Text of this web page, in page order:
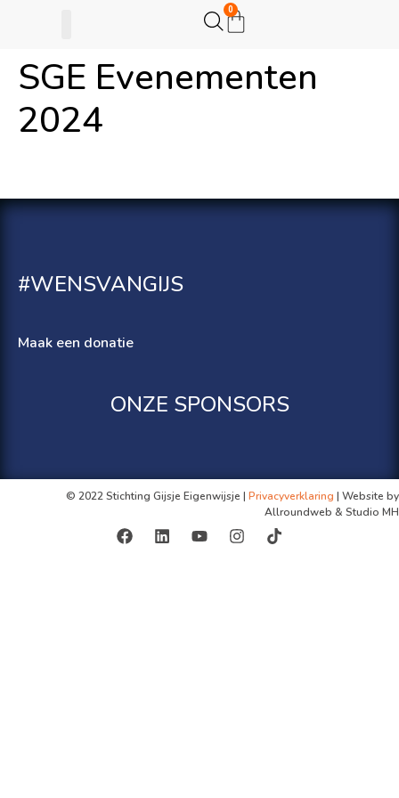
0
SGE Evenementen
2024
#WENSVANGIJS
Maak een donatie
ONZE SPONSORS
© 2022 Stichting Gijsje Eigenwijsje | Privacyverklaring | Website by
Allroundweb & Studio MH